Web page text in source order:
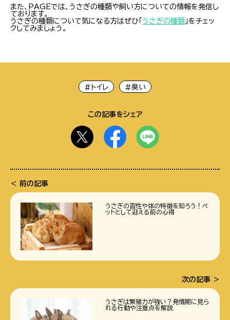
また、PAGEでは、うさぎの種類や飼い方についての情報を発信し
ております。
うさぎの種類について気になる方はぜひ「うさぎの種類 」をチェッ
クしてみましょう。
#トイレ #臭い
この記事をシェア
前の記事
うさぎの習性や体の特徴を知ろう！ペ
ットとして迎える前の心得
次の記事
うさぎは繁殖力が強い？発情期に見ら
れる行動や注意点を解説